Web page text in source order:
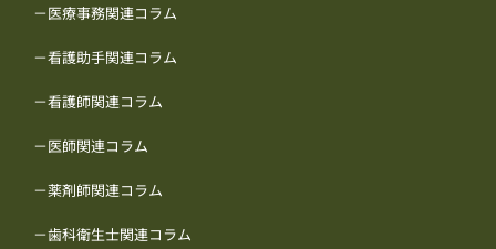
－医療事務関連コラム
－看護助手関連コラム
－看護師関連コラム
－医師関連コラム
－薬剤師関連コラム
－歯科衛生士関連コラム